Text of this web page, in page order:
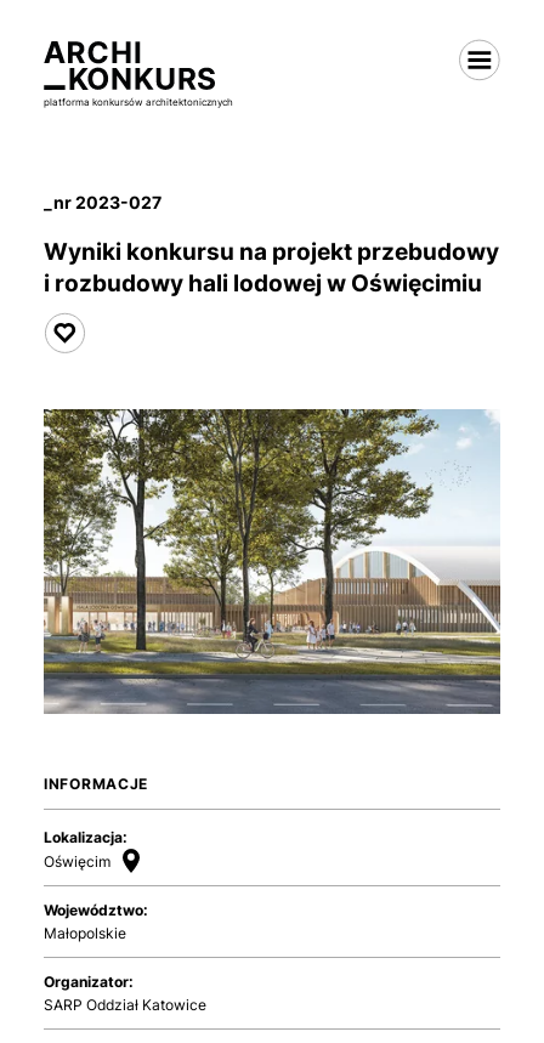
platforma konkursów architektonicznych
_nr 2023-027
Wyniki konkursu na projekt przebudowy
i rozbudowy hali lodowej w Oświęcimiu
INFORMACJE
Lokalizacja:
Oświęcim
Województwo:
Małopolskie
Organizator:
SARP Oddział Katowice